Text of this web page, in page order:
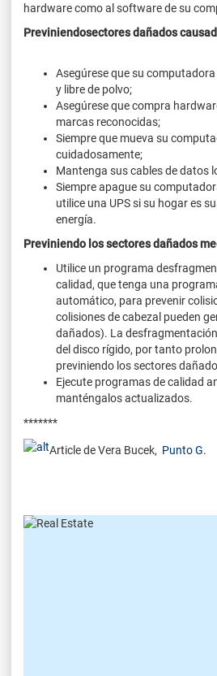
hardware como al software de su
Previniendosectores dañados
Asegúrese que su
y libre de polvo;
Asegúrese que compra
marcas reconocidas;
Siempre que mueva su
cuidadosamente;
Mantenga sus cables de datos
Siempre apague su
utilice una UPS si su hogar es
energía.
Previniendo los sectores dañados
Utilice un programa
calidad, que tenga una
automático, para prevenir
colisiones de cabezal pueden
dañados). La
del disco rígido, por tanto
previniendo los sectores
Ejecute programas de calidad
manténgalos actualizados.
*******
Article de Vera Bucek, Punto G.